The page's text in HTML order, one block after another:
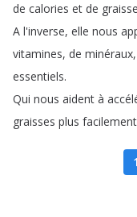
de calories et de
A l'inverse, elle nous
vitamines, de minéraux,
essentiels.
Qui nous aident à
graisses plus facilement
1